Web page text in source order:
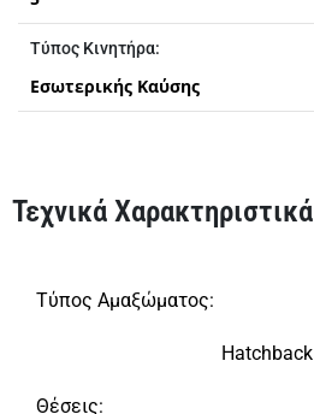
Τύπος Κινητήρα:
Εσωτερικής Καύσης
Τεχνικά Χαρακτηριστικά
Τύπος Αμαξώματος:
Hatchback
Θέσεις: